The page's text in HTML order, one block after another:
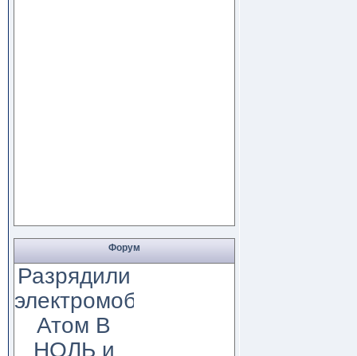
Форум
Разрядили
электромобиль
Атом В
НОЛЬ и